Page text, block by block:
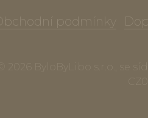
Obchodní podmínky
© 2026 ByloByLibo s.r.o., se